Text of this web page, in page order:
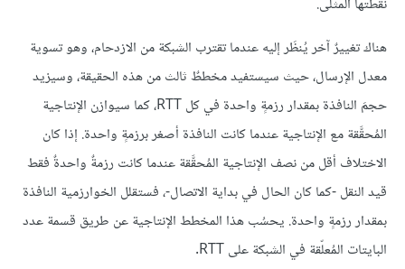
نقطتها المثلى.
هناك تغييرٌ آخر يُنظَر إليه عندما تقترب الشبكة من الازدحام، وهو تسوية
معدل الإرسال، حيث سيستفيد مخططٌ ثالث من هذه الحقيقة، وسيزيد
حجمَ النافذة بمقدار رزمةٍ واحدة في كل RTT، كما سيوازن الإنتاجية
المُحقَّقة مع الإنتاجية عندما كانت النافذة أصغر برزمةٍ واحدة. إذا كان
الاختلاف أقل من نصف الإنتاجية المُحقَّقة عندما كانت رزمةٌ واحدةٌ فقط
قيد النقل -كما كان الحال في بداية الاتصال-، فستقلل الخوارزمية النافذة
بمقدار رزمةٍ واحدة. يحسُب هذا المخطط الإنتاجية عن طريق قسمة عدد
البايتات المُعلّقة في الشبكة على RTT.